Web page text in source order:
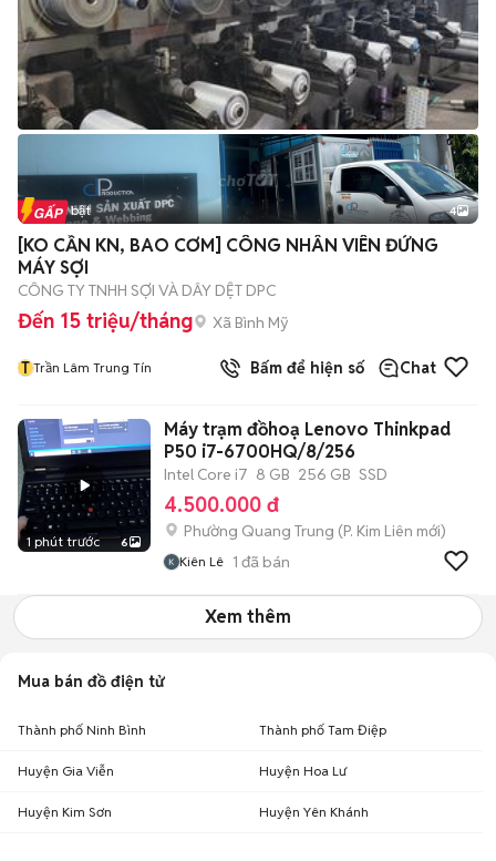
Tin nổi bật 4
[KO CẦN KN, BAO CƠM] CÔNG NHÂN VIÊN ĐỨNG
MÁY SỢI
CÔNG TY TNHH SỢI VÀ DÂY DỆT DPC
Đến 15 triệu/tháng Xã Bình Mỹ
T Trần Lâm Trung Tín Bấm để hiện số Chat
1 phút trước 6
Máy trạm đồhoạ Lenovo Thinkpad
P50 i7-6700HQ/8/256
Intel Core i7 8 GB 256 GB SSD
4.500.000 đ
Phường Quang Trung (P. Kim Liên mới)
Kiên Lê 1 đã bán
Xem thêm
Mua bán đồ điện tử
Thành phố Ninh Bình Thành phố Tam Điệp
Huyện Gia Viễn Huyện Hoa Lư
Huyện Kim Sơn Huyện Yên Khánh